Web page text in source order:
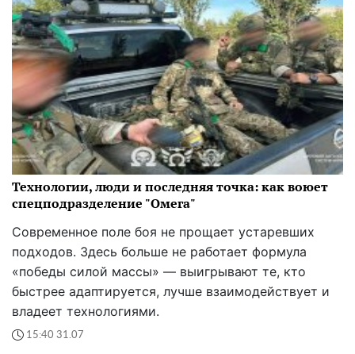
Технологии, люди и последняя точка: как воюет
спецподразделение "Омега"
Современное поле боя не прощает устаревших
подходов. Здесь больше не работает формула
«победы силой массы» — выигрывают те, кто
быстрее адаптируется, лучше взаимодействует и
владеет технологиями.
15:40 31.07